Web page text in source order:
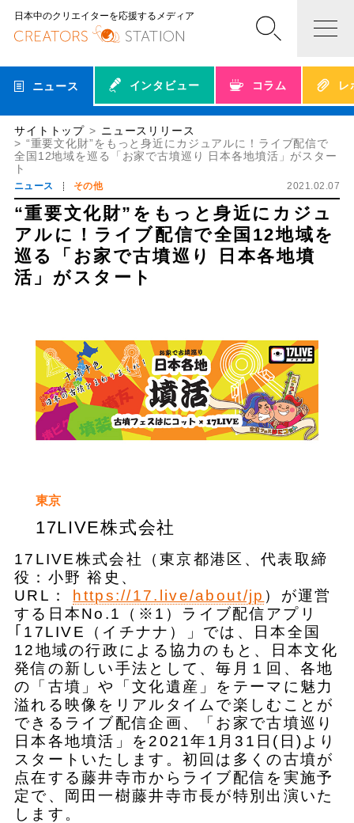
日本中のクリエイターを応援するメディア
ニュース インタビュー コラム レ
サイトトップ
ニュースリリース
“重要文化財”をもっと身近にカジュアルに！ライブ配信で
全国12地域を巡る「お家で古墳巡り 日本各地墳活」がスター
ト
ニュース その他 2021.02.07
“重要文化財”をもっと身近にカジュ
アルに！ライブ配信で全国12地域を
巡る「お家で古墳巡り 日本各地墳
活」がスタート
東京
17LIVE株式会社
​17LIVE株式会社（東京都港区、代表取締
役：小野 裕史、
URL： https://17.live/about/jp ）が運営
する日本No.1（※1）ライブ配信アプリ
｢17LIVE（イチナナ）」では、日本全国
12地域の行政による協力のもと、日本文化
発信の新しい手法として、毎月１回、各地
の「古墳」や「文化遺産」をテーマに魅力
溢れる映像をリアルタイムで楽しむことが
できるライブ配信企画、「お家で古墳巡り
日本各地墳活」を2021年1月31日(日)より
スタートいたします。初回は多くの古墳が
点在する藤井寺市からライブ配信を実施予
定で、岡田一樹藤井寺市長が特別出演いた
します。